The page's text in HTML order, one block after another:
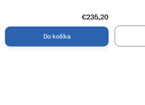
prepadovej súpravy, kartáčovaný
čierny chróm, HAN-58117340€235,20
Do košíka
vane,